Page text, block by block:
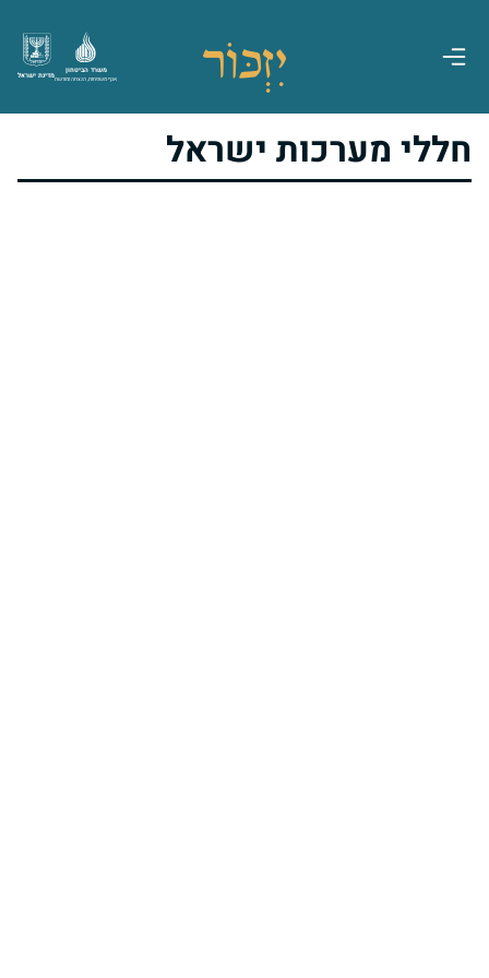
מדינת ישראל
משרד הביטחון
אגף משפחות, הנצחה ומורשת
חללי מערכות ישראל